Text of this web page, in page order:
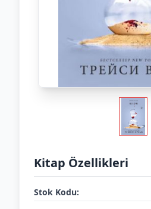
Kitap Özellikleri
Stok Kodu: